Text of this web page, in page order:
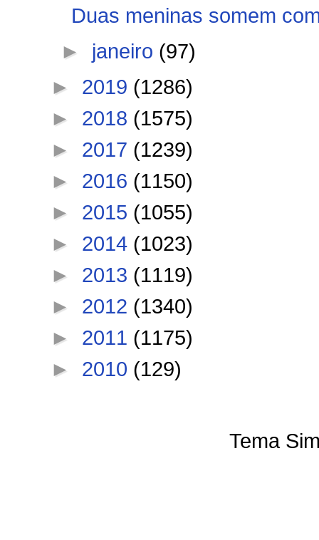
Duas meninas somem
► janeiro (97)
► 2019 (1286)
► 2018 (1575)
► 2017 (1239)
► 2016 (1150)
► 2015 (1055)
► 2014 (1023)
► 2013 (1119)
► 2012 (1340)
► 2011 (1175)
► 2010 (129)
Tema